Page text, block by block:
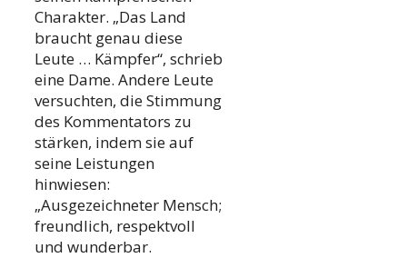
Charakter. „Das Land
braucht genau diese
Leute … Kämpfer“, schrieb
eine Dame. Andere Leute
versuchten, die Stimmung
des Kommentators zu
stärken, indem sie auf
seine Leistungen
hinwiesen:
„Ausgezeichneter Mensch;
freundlich, respektvoll
und wunderbar.